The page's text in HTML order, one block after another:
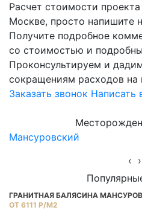
Расчет стоимости
Москве, просто напишите
Получите подробное
со стоимостью и
Проконсультируем и
сокращениям расходов на
Заказать звонок Написать
Мансуровский
‹ ›
ГРАНИТНАЯ БАЛЯСИНА
ОТ 6111 Р/М2